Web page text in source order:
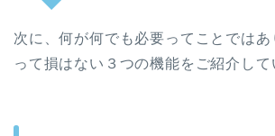
次に、何が何でも必要ってことではあ
って損はない３つの機能をご紹介して